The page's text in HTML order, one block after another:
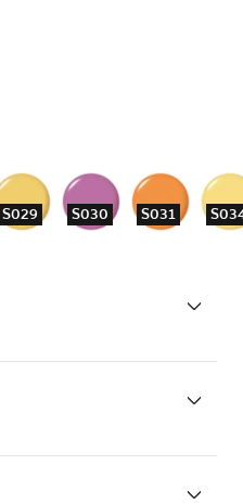
S029 S030 S031